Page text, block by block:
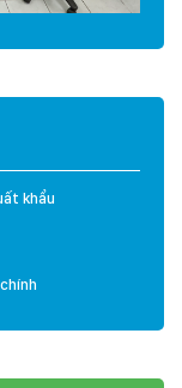
khẩu